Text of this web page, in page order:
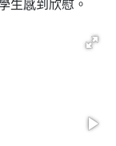
生感到欣慰。